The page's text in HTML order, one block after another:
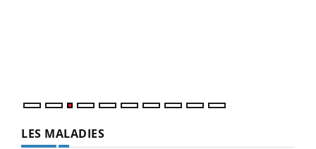
LES MALADIES